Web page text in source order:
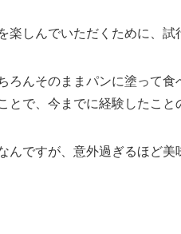
楽しんでいただくために、試
ろんそのままパンに塗って
とで、今までに経験したこ
んですが、意外過ぎるほど